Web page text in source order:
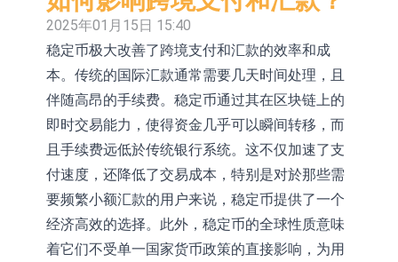
速及国内晶圆厂扩产 公司泛半导体全
产品线新签订单向好
【异动股】港股跌幅榜前十，智傲控
股(08282.HK)跌16.39%，中国智能健
康(00348.HK)跌14.81%
【异动股】港股涨幅榜前十，帝国科
技集团股权(02993.HK)涨+140.00%，
拿森科技(02261.HK)涨+77.54%
深交所：鑫元中证电池主题交易型开
放式指数证券投资基金8月12日上市
交易
通天酒业(00389.HK)停牌
深交所：晶合集成(02249.HK)获调入
港股通标的证券名单
特发服务：成功中标哔哩哔哩上海滨
江总部物业服务项目
亚太股份：公司是零跑汽车和
Stellantis集团的供应商
2025年01月15日 15:40
稳定币极大改善了跨境支付和汇款的效率和成
本。传统的国际汇款通常需要几天时间处理，且
伴随高昂的手续费。稳定币通过其在区块链上的
即时交易能力，使得资金几乎可以瞬间转移，而
且手续费远低於传统银行系统。这不仅加速了支
付速度，还降低了交易成本，特别是对於那些需
要频繁小额汇款的用户来说，稳定币提供了一个
经济高效的选择。此外，稳定币的全球性质意味
着它们不受单一国家货币政策的直接影响，为用